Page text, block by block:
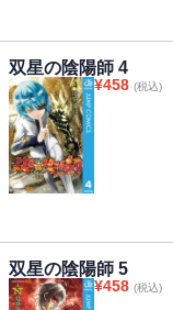
双星の陰陽師 4
¥458 (税込)
双星の陰陽師 5
¥458 (税込)